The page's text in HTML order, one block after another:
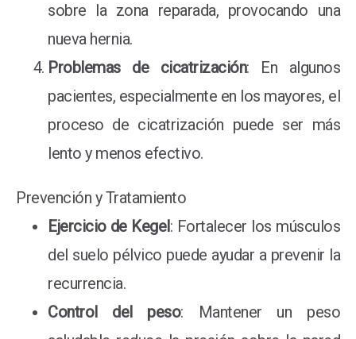
sobre la zona reparada, provocando una
nueva hernia.
Problemas de cicatrización: En algunos
pacientes, especialmente en los mayores, el
proceso de cicatrización puede ser más
lento y menos efectivo.
Prevención y Tratamiento
Ejercicio de Kegel: Fortalecer los músculos
del suelo pélvico puede ayudar a prevenir la
recurrencia.
Control del peso: Mantener un peso